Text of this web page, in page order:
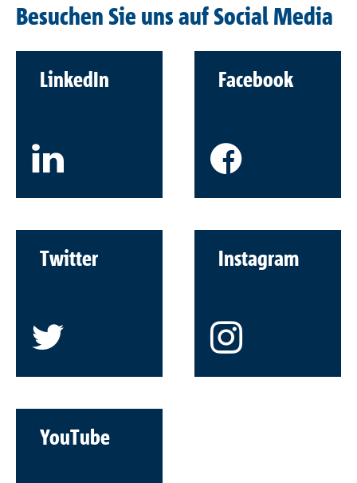
Besuchen Sie uns auf Social Media
LinkedIn Facebook
Twitter Instagram
YouTube